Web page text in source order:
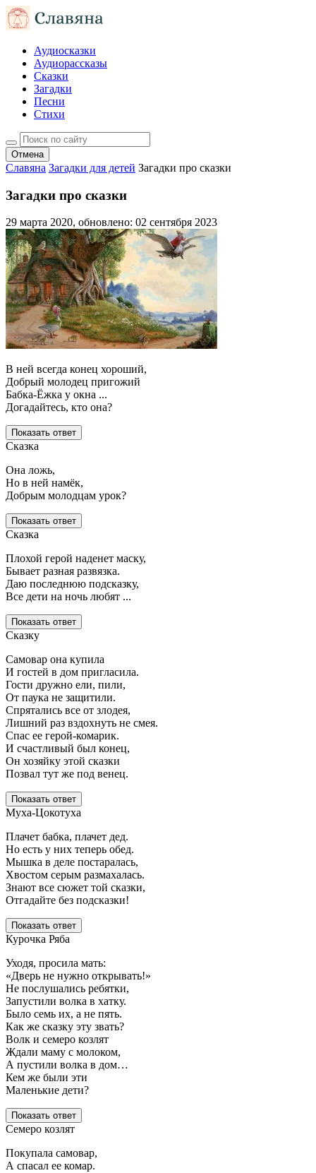
Аудиосказки
Аудиорассказы
Сказки
Загадки
Песни
Стихи
Отмена
Славяна Загадки для детей Загадки про сказки
Загадки про сказки
29 марта 2020, обновлено: 02 сентября 2023
В ней всегда конец хороший,
Добрый молодец пригожий
Бабка-Ёжка у окна ...
Догадайтесь, кто она?
Показать ответ
Сказка
Она ложь,
Но в ней намёк,
Добрым молодцам урок?
Показать ответ
Сказка
Плохой герой наденет маску,
Бывает разная развязка.
Даю последнюю подсказку,
Все дети на ночь любят ...
Показать ответ
Сказку
Самовар она купила
И гостей в дом пригласила.
Гости дружно ели, пили,
От паука не защитили.
Спрятались все от злодея,
Лишний раз вздохнуть не смея.
Спас ее герой-комарик.
И счастливый был конец,
Он хозяйку этой сказки
Позвал тут же под венец.
Показать ответ
Муха-Цокотуха
Плачет бабка, плачет дед.
Но есть у них теперь обед.
Мышка в деле постаралась,
Хвостом серым размахалась.
Знают все сюжет той сказки,
Отгадайте без подсказки!
Показать ответ
Курочка Ряба
Уходя, просила мать:
«Дверь не нужно открывать!»
Не послушались ребятки,
Запустили волка в хатку.
Было семь их, а не пять.
Как же сказку эту звать?
Волк и семеро козлят
Ждали маму с молоком,
А пустили волка в дом…
Кем же были эти
Маленькие дети?
Показать ответ
Семеро козлят
Покупала самовар,
А спасал ее комар.